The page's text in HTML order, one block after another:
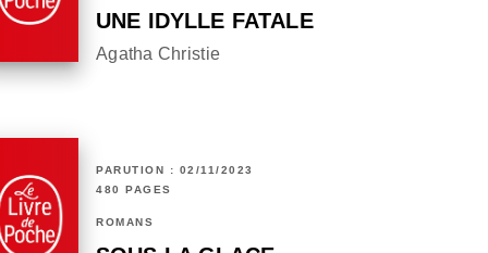
UNE IDYLLE FATALE
Agatha Christie
PARUTION : 02/11/2023
480 PAGES
ROMANS